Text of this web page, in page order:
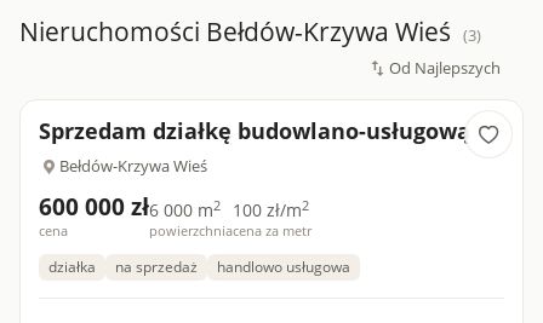
Nieruchomości Bełdów-Krzywa Wieś (3)
Sprzedam działkę budowlano-usługową
Bełdów-Krzywa Wieś
600 000 zł
cena
6 000 m2
powierzchnia
100 zł/m2
cena za metr
działka na sprzedaż handlowo usługowa